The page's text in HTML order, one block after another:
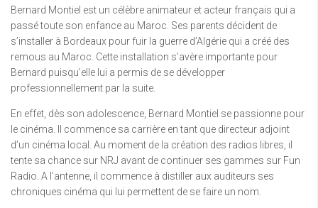
Bernard Montiel est un célèbre animateur et acteur français qui a
passé toute son enfance au Maroc. Ses parents décident de
s’installer à Bordeaux pour fuir la guerre d’Algérie qui a créé des
remous au Maroc. Cette installation s’avère importante pour
Bernard puisqu’elle lui a permis de se développer
professionnellement par la suite.
En effet, dès son adolescence, Bernard Montiel se passionne pour
le cinéma. Il commence sa carrière en tant que directeur adjoint
d’un cinéma local. Au moment de la création des radios libres, il
tente sa chance sur NRJ avant de continuer ses gammes sur Fun
Radio. A l’antenne, il commence à distiller aux auditeurs ses
chroniques cinéma qui lui permettent de se faire un nom.